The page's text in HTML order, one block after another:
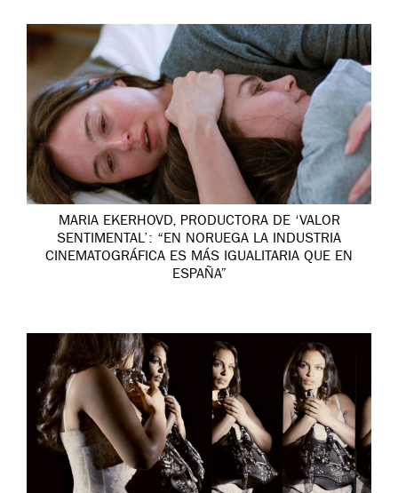
MARIA EKERHOVD, PRODUCTORA DE ‘VALOR
SENTIMENTAL’: “EN NORUEGA LA INDUSTRIA
CINEMATOGRÁFICA ES MÁS IGUALITARIA QUE EN
ESPAÑA”